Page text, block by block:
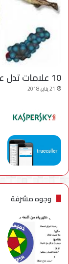
10 علامات تدل على نقص ” فيتامين د ” في الجسم
21 يناير، 2018
وجوه مشرفة